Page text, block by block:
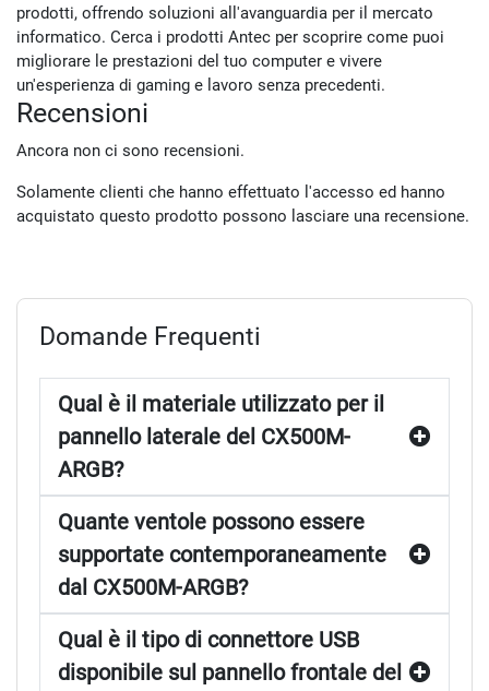
prodotti, offrendo soluzioni all'avanguardia per il mercato
informatico. Cerca i prodotti Antec per scoprire come puoi
migliorare le prestazioni del tuo computer e vivere
un'esperienza di gaming e lavoro senza precedenti.
Recensioni
Ancora non ci sono recensioni.
Solamente clienti che hanno effettuato l'accesso ed hanno
acquistato questo prodotto possono lasciare una recensione.
Domande Frequenti
Qual è il materiale utilizzato per il
pannello laterale del CX500M-
ARGB?
Quante ventole possono essere
supportate contemporaneamente
dal CX500M-ARGB?
Qual è il tipo di connettore USB
disponibile sul pannello frontale del